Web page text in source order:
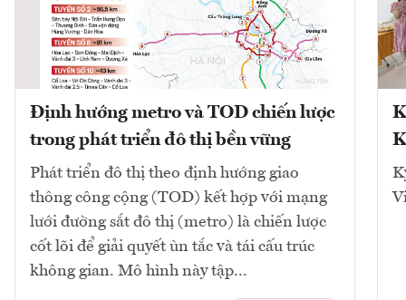
Định hướng metro và TOD chiến lược
trong phát triển đô thị bền vững
Phát triển đô thị theo định hướng giao
thông công cộng (TOD) kết hợp với mạng
lưới đường sắt đô thị (metro) là chiến lược
cốt lõi để giải quyết ùn tắc và tái cấu trúc
không gian. Mô hình này tập...